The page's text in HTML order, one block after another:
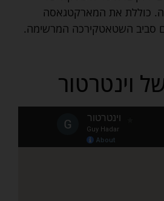
כוללת את המארקטגאסה
סביב השטאטקירכה המרשימה.
וינטרטור